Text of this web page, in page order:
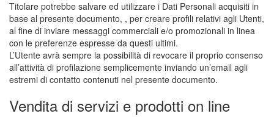
Titolare potrebbe salvare ed utilizzare i Dati Personali acquisiti in
base al presente documento, , per creare profili relativi agli Utenti,
al fine di inviare messaggi commerciali e/o promozionali in linea
con le preferenze espresse da questi ultimi.
L’Utente avrà sempre la possibilità di revocare il proprio consenso
all’attività di profilazione semplicemente inviando un’email agli
estremi di contatto contenuti nel presente documento.
Vendita di servizi e prodotti on line